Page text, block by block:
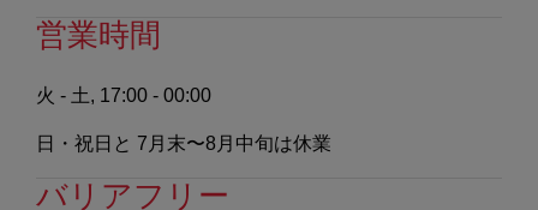
営業時間
火 - 土, 17:00 - 00:00
日・祝日と 7月末〜8月中旬は休業
バリアフリー